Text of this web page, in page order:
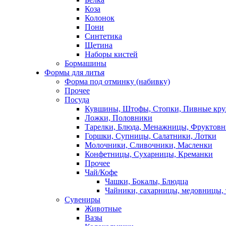
Коза
Колонок
Пони
Синтетика
Щетина
Наборы кистей
Бормашины
Формы для литья
Форма под отминку (набивку)
Прочее
Посуда
Кувшины, Штофы, Стопки, Пивные
Ложки, Половники
Тарелки, Блюда, Менажницы,
Горшки, Супницы, Салатники, Лотки
Молочники, Сливочники, Масленки
Конфетницы, Сухарницы, Креманки
Прочее
Чай/Кофе
Чашки, Бокалы, Блюдца
Чайники, сахарницы, медовницы,
Сувениры
Животные
Вазы